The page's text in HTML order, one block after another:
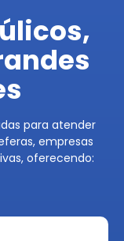
para atender
empresas
oferecendo: